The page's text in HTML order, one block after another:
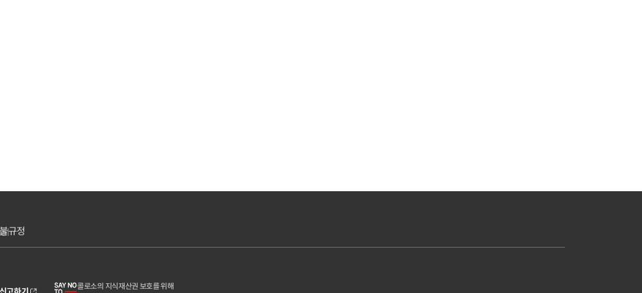
규정
콜로소의 지식재산권 보호를 위해